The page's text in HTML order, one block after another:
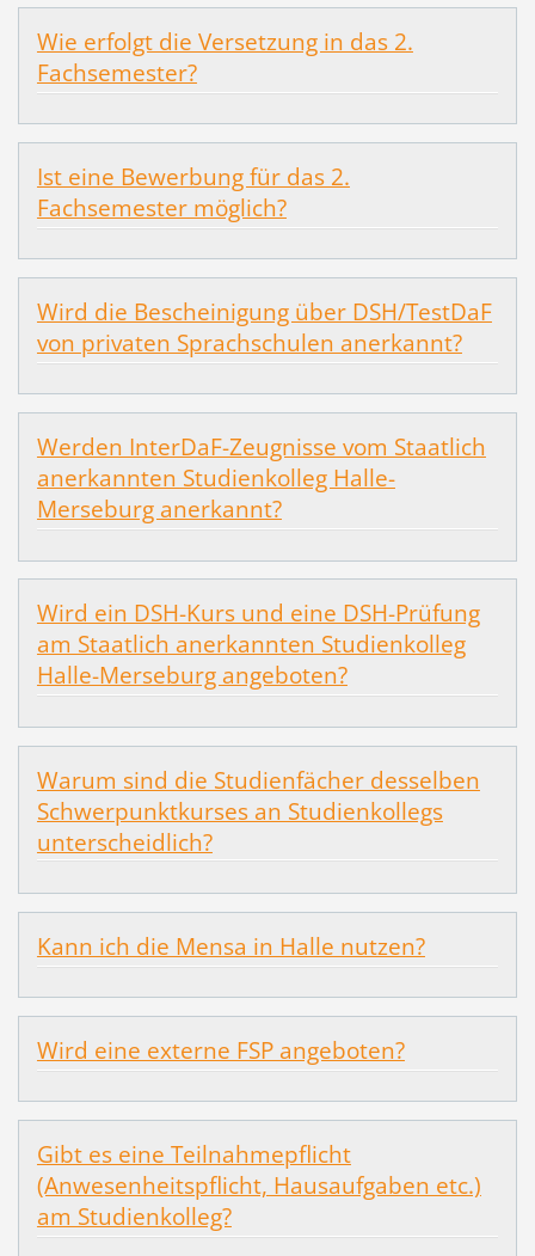
Wie erfolgt die Versetzung in das 2.
Fachsemester?
Ist eine Bewerbung für das 2.
Fachsemester möglich?
Wird die Bescheinigung über DSH/TestDaF
von privaten Sprachschulen anerkannt?
Werden InterDaF-Zeugnisse vom Staatlich
anerkannten Studienkolleg Halle-
Merseburg anerkannt?
Wird ein DSH-Kurs und eine DSH-Prüfung
am Staatlich anerkannten Studienkolleg
Halle-Merseburg angeboten?
Warum sind die Studienfächer desselben
Schwerpunktkurses an Studienkollegs
unterscheidlich?
Kann ich die Mensa in Halle nutzen?
Wird eine externe FSP angeboten?
Gibt es eine Teilnahmepflicht
(Anwesenheitspflicht, Hausaufgaben etc.)
am Studienkolleg?